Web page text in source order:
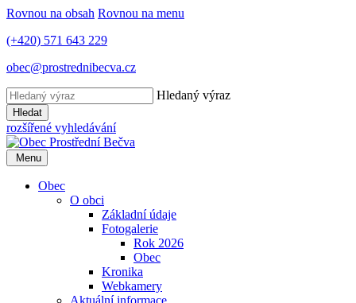
Rovnou na obsah Rovnou na menu
(+420) 571 643 229
obec@prostrednibecva.cz
Hledaný výraz
Hledat
rozšířené vyhledávání
Menu
Obec
O obci
Základní údaje
Fotogalerie
Rok 2026
Obec
Kronika
Webkamery
Aktuální informace